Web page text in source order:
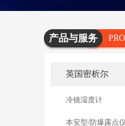
产品与服务
英国密析尔
冷镜湿度计
本安型/防爆露点仪